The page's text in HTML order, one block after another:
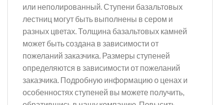
или неполированный. Ступени базальтовых
лестниц могут быть выполнены в сером и
разных цветах. Толщина базальтовых камней
может быть создана в зависимости от
пожеланий заказчика. Размеры ступеней
определяются в зависимости от пожеланий
заказчика. Подробную информацию о ценах и
особенностях ступеней вы можете получить,